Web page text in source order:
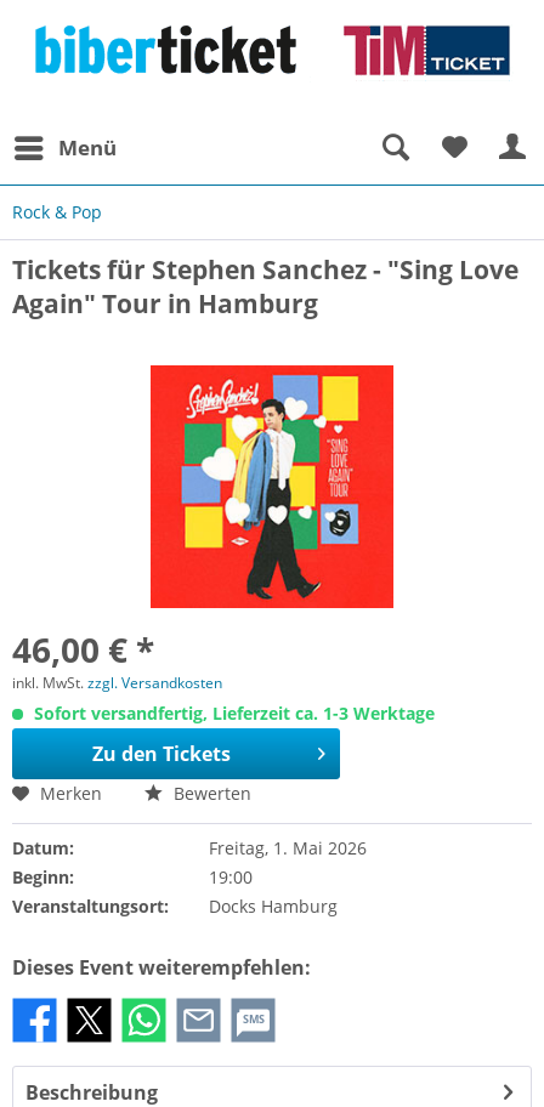
Menü
Rock & Pop
Tickets für Stephen Sanchez - "Sing Love
Again" Tour in Hamburg
46,00 € *
inkl. MwSt.zzgl. Versandkosten
Sofort versandfertig, Lieferzeit ca. 1-3 Werktage
Zu den Tickets
Merken Bewerten
Datum:
Freitag, 1. Mai 2026
Beginn:
19:00
Veranstaltungsort:
Docks Hamburg
Dieses Event weiterempfehlen:
SMS
Beschreibung